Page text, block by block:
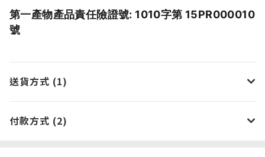
第一產物產品責任險證號: 1010字第 15PR000010
號
送貨方式 (1)
付款方式 (2)